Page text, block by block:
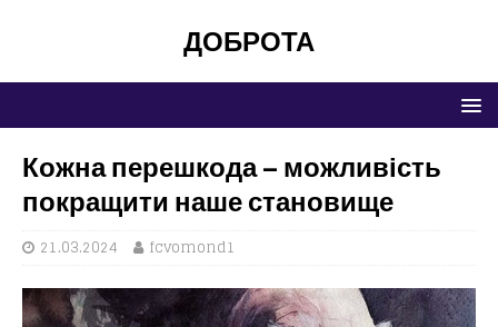
ДОБРОТА
Кожна перешкода – можливість
покращити наше становище
21.03.2024 fcvomond1